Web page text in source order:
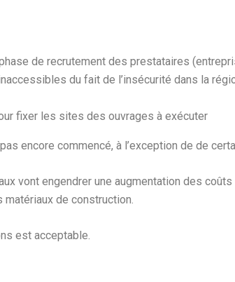
de recrutement des prestataires
du fait de l’insécurité dans la
fixer les sites des ouvrages à exécuter
encore commencé, à l’exception de de
vont engendrer une augmentation des
matériaux de construction.
est acceptable.